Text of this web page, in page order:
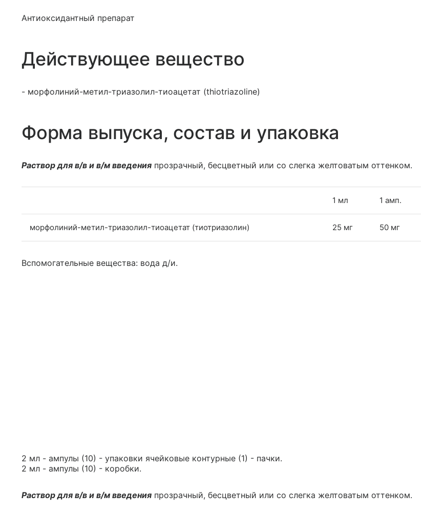
Антиоксидантный препарат
Действующее вещество
- морфолиний-метил-триазолил-тиоацетат (thiotriazoline)
Форма выпуска, состав и упаковка
Раствор для в/в и в/м введения прозрачный, бесцветный или со слегка желтоватым оттенком.
1 мл 1 амп.
морфолиний-метил-триазолил-тиоацетат (тиотриазолин) 25 мг 50 мг
Вспомогательные вещества: вода д/и.
2 мл - ампулы (10) - упаковки ячейковые контурные (1) - пачки.
2 мл - ампулы (10) - коробки.
Раствор для в/в и в/м введения прозрачный, бесцветный или со слегка желтоватым оттенком.